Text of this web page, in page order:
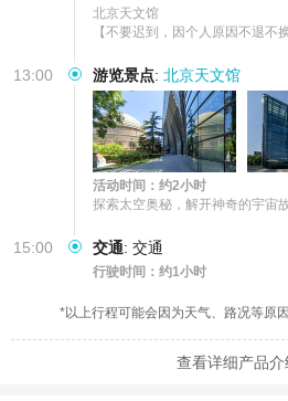
北京天文馆
【不要迟到，因个人原因不退不换
13:00 游览景点: 北京天文馆
活动时间：约2小时
探索太空奥秘，解开神奇的宇宙
15:00 交通: 交通
行驶时间：约1小时
*以上行程可能会因为天气、路况等原
查看详细产品介